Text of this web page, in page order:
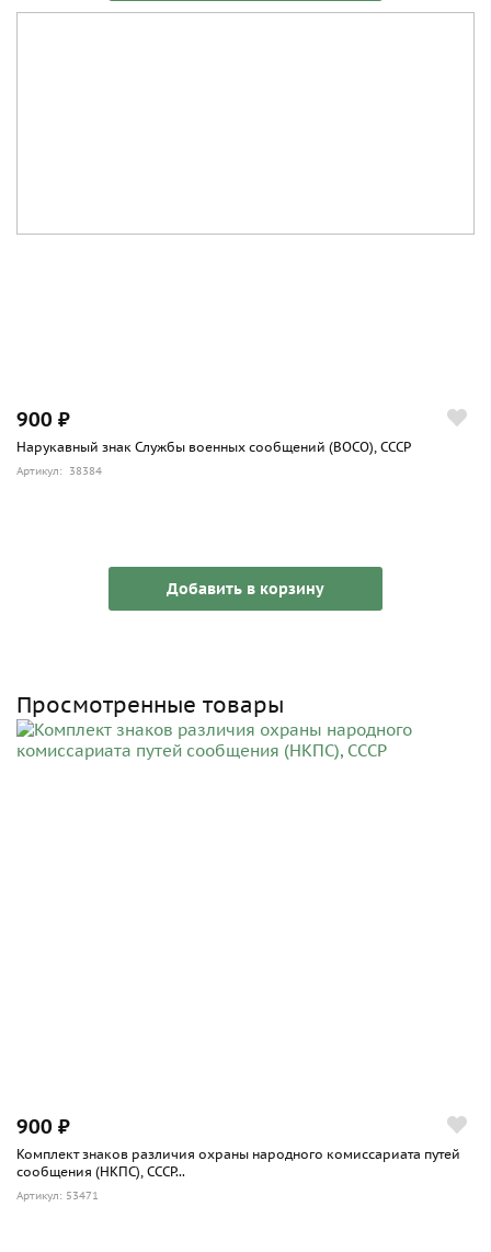
900 ₽
Нарукавный знак Службы военных сообщений (ВОСО), СССР
Артикул: 38384
Добавить в корзину
Просмотренные товары
900 ₽
Комплект знаков различия охраны народного комиссариата путей
сообщения (НКПС), СССР...
Артикул: 53471